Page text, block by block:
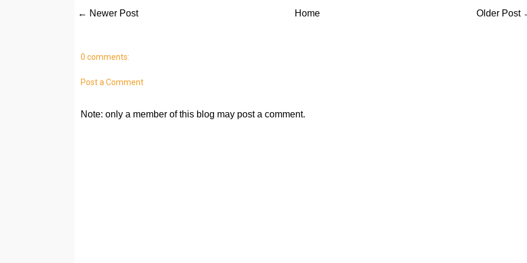
← Newer Post Older Post
Home
0 comments:
Post a Comment
Note: only a member of this blog may post a comment.